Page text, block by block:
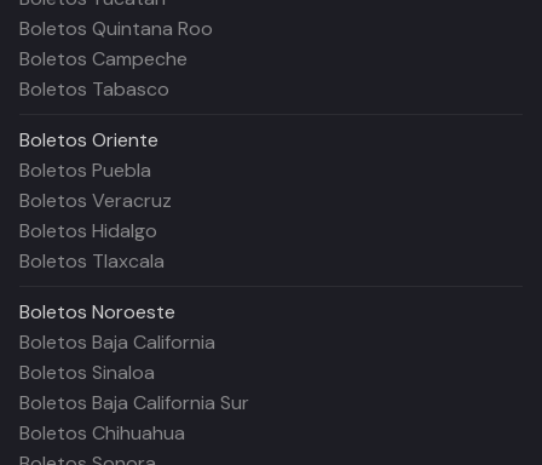
Boletos Quintana Roo
Boletos Campeche
Boletos Tabasco
Boletos Oriente
Boletos Puebla
Boletos Veracruz
Boletos Hidalgo
Boletos Tlaxcala
Boletos Noroeste
Boletos Baja California
Boletos Sinaloa
Boletos Baja California Sur
Boletos Chihuahua